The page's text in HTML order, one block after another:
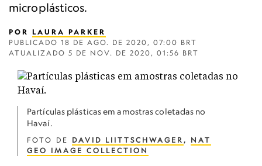
microplásticos.
POR LAURA PARKER
PUBLICADO 18 DE AGO. DE 2020, 07:00 BRT
ATUALIZADO 5 DE NOV. DE 2020, 01:56 BRT
Partículas plásticas em amostras coletadas no
Havaí.
FOTO DE DAVID LIITTSCHWAGER , NAT
GEO IMAGE COLLECTION